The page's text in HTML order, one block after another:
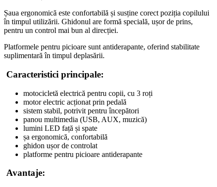
Șaua ergonomică este confortabilă și susține corect poziția copilului
în timpul utilizării. Ghidonul are formă specială, ușor de prins,
pentru un control mai bun al direcției.
Platformele pentru picioare sunt antiderapante, oferind stabilitate
suplimentară în timpul deplasării.
Caracteristici principale:
motocicletă electrică pentru copii, cu 3 roți
motor electric acționat prin pedală
sistem stabil, potrivit pentru începători
panou multimedia (USB, AUX, muzică)
lumini LED față și spate
șa ergonomică, confortabilă
ghidon ușor de controlat
platforme pentru picioare antiderapante
Avantaje: